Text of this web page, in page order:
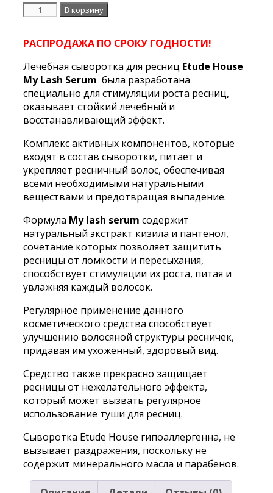
Количество
Сыворотка
ресниц
My
Lash
Serum
Etude
House
В корзину
РАСПРОДАЖА ПО СРОКУ ГОДНОСТИ!
Лечебная сыворотка для ресниц Etude House
My Lash Serum была разработана
специально для стимуляции роста ресниц,
оказывает стойкий лечебный и
восстанавливающий эффект.
Комплекс активных компонентов, которые
входят в состав сыворотки, питает и
укрепляет ресничный волос, обеспечивая
всеми необходимыми натуральными
веществами и предотвращая выпадение.
Формула My lash serum содержит
натуральный экстракт кизила и пантенол,
сочетание которых позволяет защитить
ресницы от ломкости и пересыхания,
способствует стимуляции их роста, питая и
увлажняя каждый волосок.
Регулярное применение данного
косметического средства способствует
улучшению волосяной структуры ресничек,
придавая им ухоженный, здоровый вид.
Средство также прекрасно защищает
ресницы от нежелательного эффекта,
который может вызвать регулярное
использование туши для ресниц.
Сыворотка Etude House гипоаллергенна, не
вызывает раздражения, поскольку не
содержит минерального масла и парабенов.